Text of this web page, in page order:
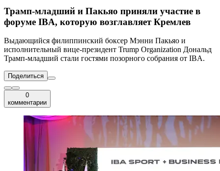
Трамп-младший и Пакьяо приняли участие в
форуме IBА, которую возглавляет Кремлев
Выдающийся филиппинский боксер Мэнни Пакьяо и
исполнительный вице-президент Trump Organization Дональд
Трамп-младший стали гостями позорного собрания от IBА.
Поделиться
0
комментарии